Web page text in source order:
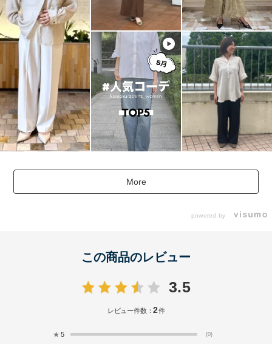
More
powered by
この商品のレビュー
3.5
レビュー件数：2件
★ 5 (0)